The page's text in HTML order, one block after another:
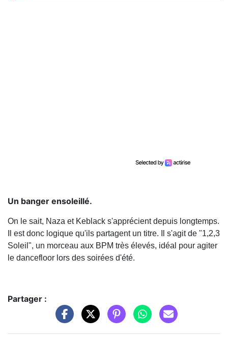
Un banger ensoleillé.
On le sait, Naza et Keblack s'apprécient depuis longtemps.
Il est donc logique qu'ils partagent un titre. Il s'agit de "1,2,3
Soleil", un morceau aux BPM très élevés, idéal pour agiter
le dancefloor lors des soirées d'été.
Partager :